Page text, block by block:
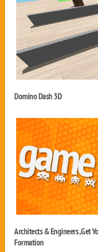
Domino Dash 3D
Architects & Engineers ,Get
Formation